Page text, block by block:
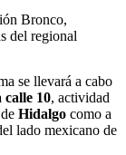
Bronco,
del regional
se llevará a cabo
calle 10, actividad
Hidalgo como a
lado mexicano de